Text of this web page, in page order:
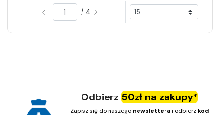
/ 4
Odbierz 50zł na zakupy*
Zapisz się do naszego newsletterai odbierz kod